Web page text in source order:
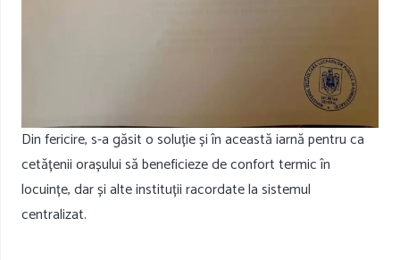
Din fericire, s-a găsit o soluție și în această iarnă pentru ca
cetățenii orașului să beneficieze de confort termic în
locuințe, dar și alte instituții racordate la sistemul
centralizat.